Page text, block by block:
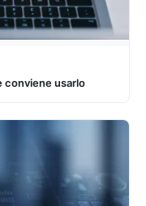
conviene usarlo